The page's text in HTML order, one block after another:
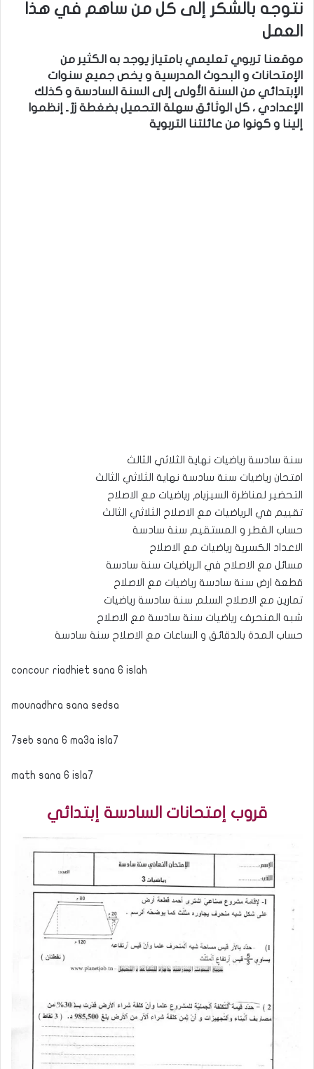
نتوجه بالشكر إلى كل من ساهم في هذا
العمل
موقعنا تربوي تعليمي بامتياز يوجد به الكثير من
الإمتحانات و البحوث المدرسية و يخص جميع سنوات
الإبتدائي من السنة الأولى إلى السنة السادسة و كذلك
الإعدادي ، كل الوثائق سهلة التحميل بضغطة زرّ ـ إنظموا
إلينا و كونوا من عائلتنا التربوية
سنة سادسة رياضيات نهاية الثلاثي الثالث
امتحان رياضيات سنة سادسة نهاية الثلاثي الثالث
التحضير لمناظرة السيزيام رياضيات مع الاصلاح
تقييم في الرياضيات مع الاصلاح الثلاثي الثالث
حساب القطر و المستقيم سنة سادسة
الاعداد الكسرية رياضيات مع الاصلاح
مسائل مع الاصلاح في الرياضيات سنة سادسة
قطعة ارض سنة سادسة رياضيات مع الاصلاح
تمارين مع الاصلاح السلم سنة سادسة رياضيات
شبه المنحرف رياضيات سنة سادسة مع الاصلاح
حساب المدة بالدقائق و الساعات مع الاصلاح سنة سادسة
concour riadhiet sana 6 islah
mounadhra sana sedsa
7seb sana 6 ma3a isla7
math sana 6 isla7
قروب إمتحانات السادسة إبتدائي